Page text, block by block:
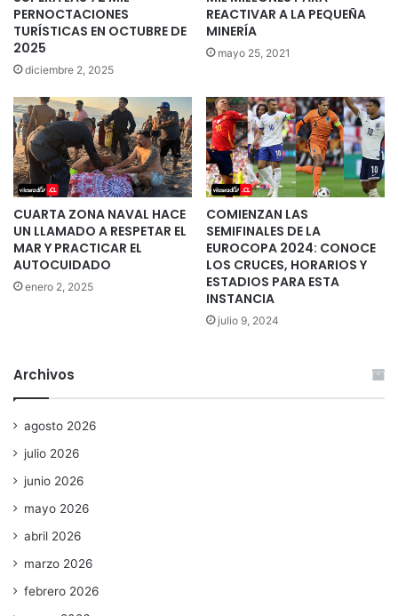
PERNOCTACIONES
TURÍSTICAS EN OCTUBRE DE
2025
diciembre 2, 2025
REACTIVAR A LA PEQUEÑA
MINERÍA
mayo 25, 2021
CUARTA ZONA NAVAL HACE
UN LLAMADO A RESPETAR EL
MAR Y PRACTICAR EL
AUTOCUIDADO
enero 2, 2025
COMIENZAN LAS
SEMIFINALES DE LA
EUROCOPA 2024: CONOCE
LOS CRUCES, HORARIOS Y
ESTADIOS PARA ESTA
INSTANCIA
julio 9, 2024
Archivos
agosto 2026
julio 2026
junio 2026
mayo 2026
abril 2026
marzo 2026
febrero 2026